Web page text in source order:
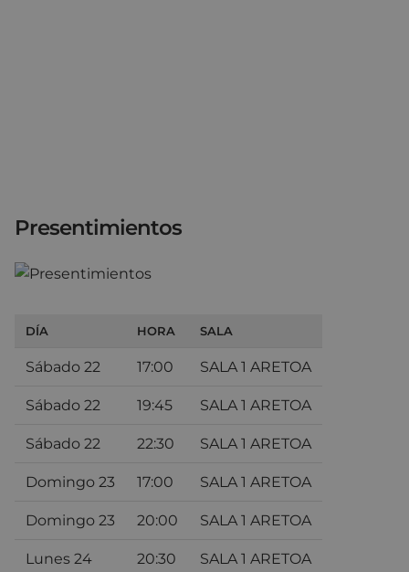
Presentimientos
DÍA HORA SALA
Sábado 22 17:00 SALA 1 ARETOA
Sábado 22 19:45 SALA 1 ARETOA
Sábado 22 22:30 SALA 1 ARETOA
Domingo 23 17:00 SALA 1 ARETOA
Domingo 23 20:00 SALA 1 ARETOA
Lunes 24 20:30 SALA 1 ARETOA